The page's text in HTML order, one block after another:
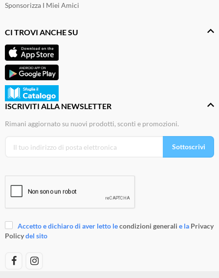
Sponsorizza I Miei Amici
CI TROVI ANCHE SU
ISCRIVITI ALLA NEWSLETTER
Rimani aggiornato su nuovi prodotti, sconti e promozioni.
Sottoscrivi
Accetto e dichiaro di aver letto lecondizioni generali e la Privacy
Policydel sito